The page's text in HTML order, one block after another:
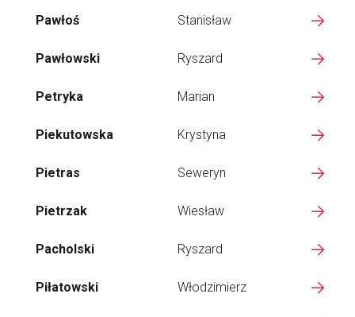
Pawłoś Stanisław
Pawłowski Ryszard
Petryka Marian
Piekutowska Krystyna
Pietras Seweryn
Pietrzak Wiesław
Pacholski Ryszard
Piłatowski Włodzimierz